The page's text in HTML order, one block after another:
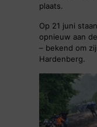
plaats.
Op 21 juni
opnieuw aan
– bekend om
Hardenberg.